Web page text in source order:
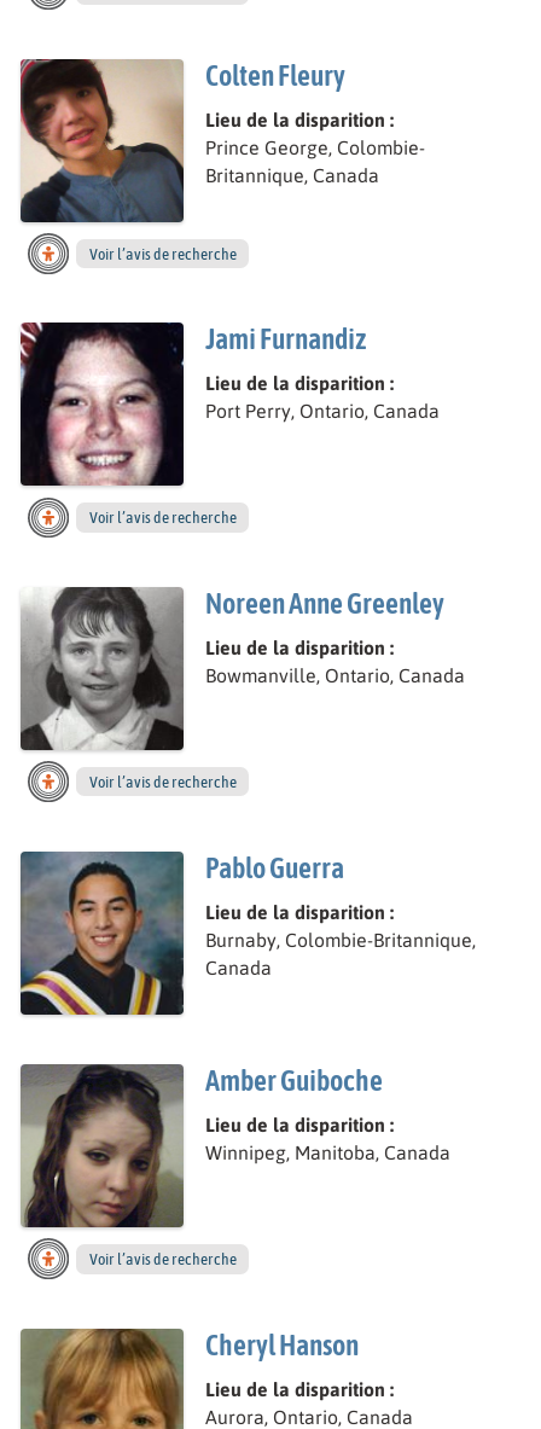
Colten Fleury
Lieu de la disparition :
Prince George, Colombie-
Britannique, Canada
Voir l’avis de recherche
Jami Furnandiz
Lieu de la disparition :
Port Perry, Ontario, Canada
Voir l’avis de recherche
Noreen Anne Greenley
Lieu de la disparition :
Bowmanville, Ontario, Canada
Voir l’avis de recherche
Pablo Guerra
Lieu de la disparition :
Burnaby, Colombie-Britannique,
Canada
Amber Guiboche
Lieu de la disparition :
Winnipeg, Manitoba, Canada
Voir l’avis de recherche
Cheryl Hanson
Lieu de la disparition :
Aurora, Ontario, Canada